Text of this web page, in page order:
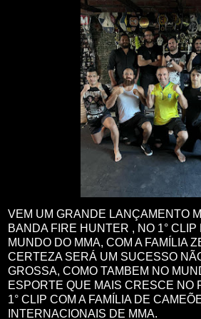
VEM UM GRANDE LANÇAMENTO
BANDA FIRE HUNTER , NO 1°
MUNDO DO MMA, COM A FAMÍLIA
CERTEZA SERÁ UM SUCESSO
GROSSA, COMO TAMBEM NO
ESPORTE QUE MAIS CRESCE NO
1° CLIP COM A FAMÍLIA DE
INTERNACIONAIS DE MMA.